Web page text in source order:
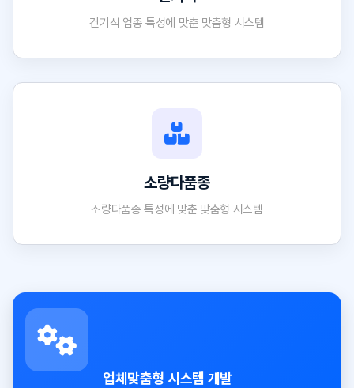
건기식 업종 특성에 맞춘 맞춤형 시스템
소량다품종
소량다품종 특성에 맞춘 맞춤형 시스템
업체맞춤형 시스템 개발